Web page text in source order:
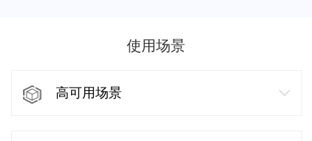
使用场景
高可用场景